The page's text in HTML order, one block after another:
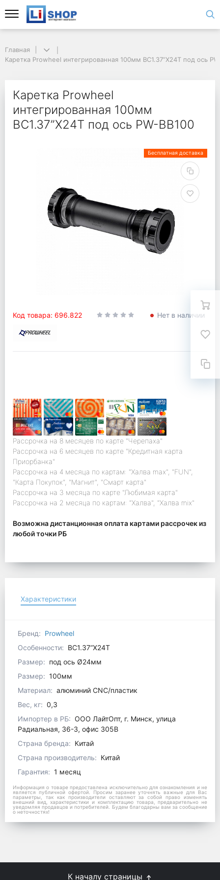
Главная
Каретка Prowheel интегрированная 100мм BC1.37”X24T под ось
Каретка Prowheel
интегрированная 100мм
BC1.37”X24T под ось PW-BB100
Бесплатная доставка
Код товара: 696.822 Нет в наличии
Рассрочка на 8 месяцев по карте "Черепаха"
Рассрочка на 6 месяцев по карте "Кредитная карта
Приорбанка"
Рассрочка на 4 месяца по картам: "Халва max", "FUN",
"Карта Покупок", "Магнит", "Смарт карта"
Рассрочка на 3 месяца по карте "Любимая карта"
Рассрочка на 2 месяца по картам: "Халва", "Халва mix"
Возможна дистанционная оплата картами рассрочек из
любой точки РБ
Характеристики
Бренд: Prowheel
Особенности: BC1.37”X24T
Размер: под ось Ø24мм
Размер: 100мм
Материал: алюминий CNC/пластик
Вес, кг: 0,3
Импортер в РБ: ООО ЛайтОпт, г. Минск, улица
Радиальная, 36-3, офис 305В
Страна бренда: Китай
Страна производитель: Китай
Гарантия: 1 месяц
Информация о товаре предоставлена исключительно для ознакомления и не
является публичной офертой. Просим заранее уточнять важные для Вас
параметры, так как производители оставляют за собой право изменять
внешний вид, характеристики и комплектацию товара, предварительно не
уведомляя продавцов и потребителей. Будем благодарны вам за сообщение
о неточностях!
К началу страницы